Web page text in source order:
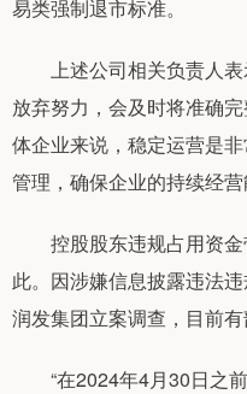
易类强制退市标准。
上述公司相关负责人表
放弃努力，会及时将准确
体企业来说，稳定运营是
管理，确保企业的持续经营
控股股东违规占用资金
此。因涉嫌信息披露违法
润发集团立案调查，目前有
“在2024年4月30日之前